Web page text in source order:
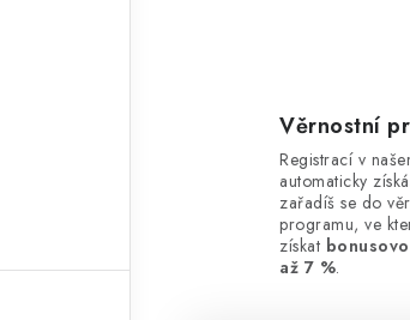
Věrnostní
Registrací v
automaticky
zařadíš se do
programu, ve
získat
až 7 %.